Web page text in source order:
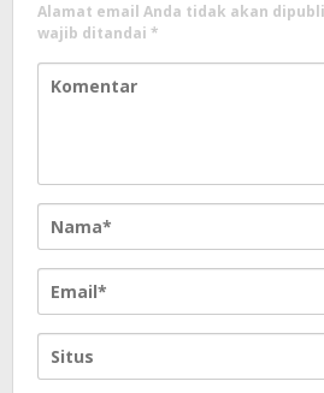
Alamat email Anda tidak akan
wajib ditandai *